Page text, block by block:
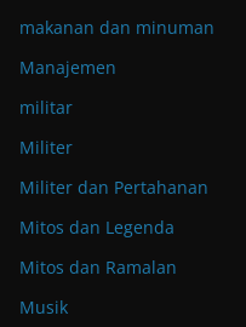
makanan dan minuman
Manajemen
militar
Militer
Militer dan Pertahanan
Mitos dan Legenda
Mitos dan Ramalan
Musik